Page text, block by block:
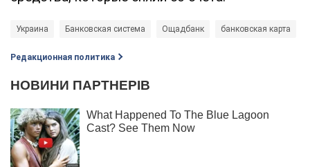
Украина Банковская система Ощадбанк банковская карта
Редакционная политика